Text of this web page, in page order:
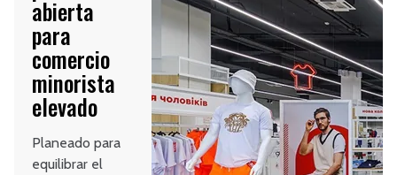
abierta
para
comercio
minorista
elevado
Planeado para
equilibrar el